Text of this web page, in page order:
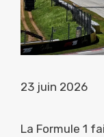
23 juin 2026
La Formule 1